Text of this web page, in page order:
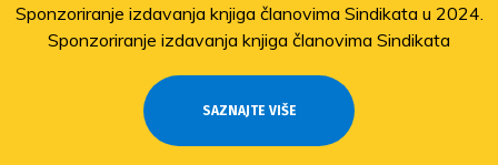
Sponzoriranje izdavanja knjiga članovima Sindikata u 2024.
Sponzoriranje izdavanja knjiga članovima Sindikata
SAZNAJTE VIŠE